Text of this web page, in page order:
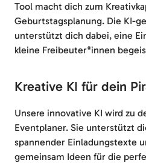
Tool macht dich zum
Geburtstagsplanung. Die KI-
unterstützt dich dabei, eine
kleine Freibeuter*innen
Kreative KI für dein
Unsere innovative KI wird zu
Eventplaner. Sie unterstützt
spannender Einladungstexte
gemeinsam Ideen für die